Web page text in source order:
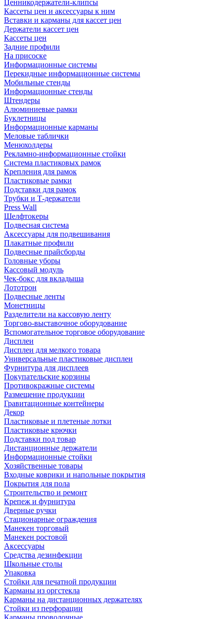
Ценникодержатели-клипсы
Кассеты цен и аксессуары к ним
Вставки и карманы для кассет цен
Держатели кассет цен
Кассеты цен
Задние профили
На присоске
Информационные системы
Перекидные информационные системы
Мобильные стенды
Информационные стенды
Штендеры
Алюминиевые рамки
Буклетницы
Информационные карманы
Меловые таблички
Менюхолдеры
Рекламно-информационные стойки
Система пластиковых рамок
Крепления для рамок
Пластиковые рамки
Подставки для рамок
Трубки и Т-держатели
Press Wall
Шелфтокеры
Подвесная система
Аксессуары для подвешивания
Плакатные профили
Подвесные прайсборды
Головные уборы
Кассовый модуль
Чек-бокс для вкладыша
Лототрон
Подвесные ленты
Монетницы
Разделители на кассовую ленту
Торгово-выставочное оборудование
Вспомогательное торговое оборудование
Дисплеи
Дисплеи для мелкого товара
Универсальные пластиковые дисплеи
Фурнитура для дисплеев
Покупательские корзины
Противокражные системы
Размещение продукции
Гравитационные контейнеры
Декор
Пластиковые и плетеные лотки
Пластиковые крючки
Подставки под товар
Дистанционные держатели
Информационные стойки
Хозяйственные товары
Входные коврики и напольные покрытия
Покрытия для пола
Строительство и ремонт
Крепеж и фурнитура
Дверные ручки
Стационарные ограждения
Манекен торговый
Манекен ростовой
Аксессуары
Средства дезинфекции
Школьные столы
Упаковка
Стойки для печатной продукции
Карманы из оргстекла
Карманы на дистанционных держателях
Стойки из перфорации
Карманы проволочные